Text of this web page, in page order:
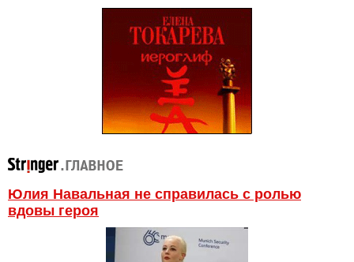
Юлия Навальная не справилась с ролью
вдовы героя